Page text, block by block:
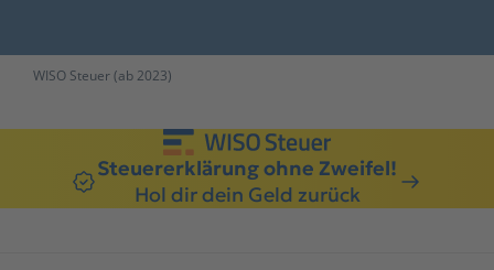
WISO Steuer (ab 2023)
Steuererklärung ohne Zweifel!
Hol dir dein Geld zurück